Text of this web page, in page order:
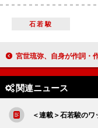
石若駿
宮世琉弥、自身が作詞・作曲の新曲「GRAVITY」配
関連ニュース
＜連載＞石若駿の